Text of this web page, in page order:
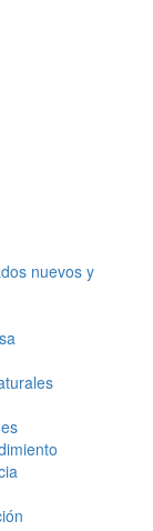
nuevos y